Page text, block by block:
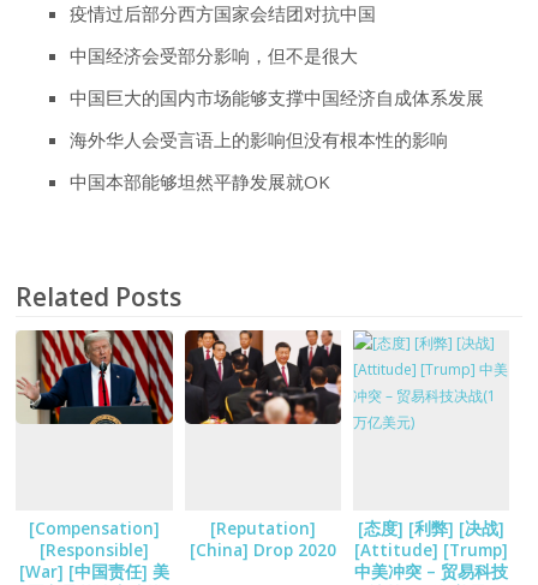
疫情过后部分西方国家会结团对抗中国
中国经济会受部分影响，但不是很大
中国巨大的国内市场能够支撑中国经济自成体系发展
海外华人会受言语上的影响但没有根本性的影响
中国本部能够坦然平静发展就OK
Related Posts
[Compensation]
[Responsible]
[War] [中国责任] 美
[Reputation]
[China] Drop 2020
[态度] [利弊] [决战]
[Attitude] [Trump]
中美冲突 – 贸易科技